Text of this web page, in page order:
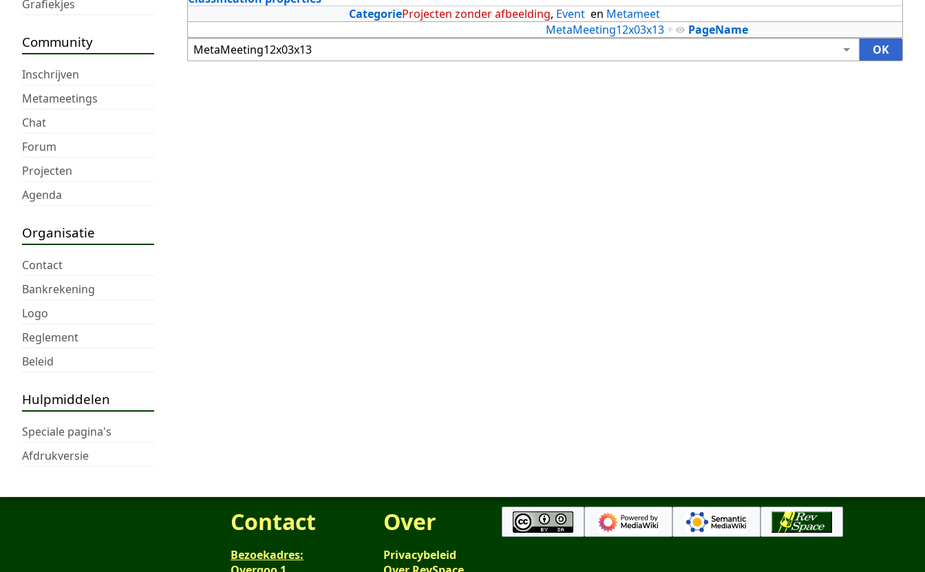
Grafiekjes
Community
Inschrijven
Metameetings
Chat
Forum
Projecten
Agenda
Organisatie
Contact
Bankrekening
Logo
Reglement
Beleid
Hulpmiddelen
Speciale pagina's
Afdrukversie
CategorieProjecten zonder afbeelding, Event en Metameet
PageName
MetaMeeting12x03x13 +
Contact
Bezoekadres:
Over
Privacybeleid